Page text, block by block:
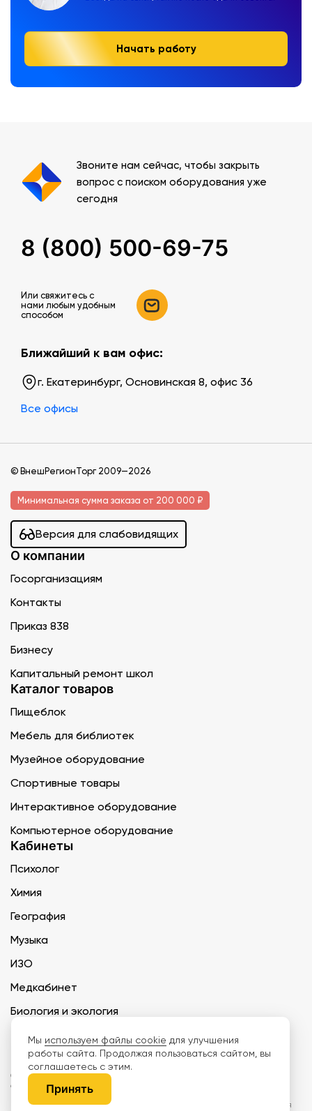
Начать работу
Звоните нам сейчас, чтобы закрыть
вопрос с поиском оборудования уже
сегодня
8 (800) 500-69-75
Или свяжитесь c
нами любым удобным
способом
Ближайший к вам офис:
г. Екатеринбург, Основинская 8, офис 36
Все офисы
© ВнешРегионТорг 2009—2026
Минимальная сумма заказа от 200 000 ₽
Версия для слабовидящих
О компании
Госорганизациям
Контакты
Приказ 838
Бизнесу
Капитальный ремонт школ
Каталог товаров
Пищеблок
Мебель для библиотек
Музейное оборудование
Спортивные товары
Интерактивное оборудование
Компьютерное оборудование
Кабинеты
Психолог
Химия
География
Музыка
ИЗО
Медкабинет
Биология и экология
Технология
ООО «Дети наше будущее» ИНН 6671165273 ОГРН 1216600030250 КПП
667101001 БИК 046577674
Информация на сайте не является публичной офертой. Изображения
Мы используем файлы cookie для улучшения
работы сайта. Продолжая пользоваться сайтом, вы
соглашаетесь с этим.
Принять